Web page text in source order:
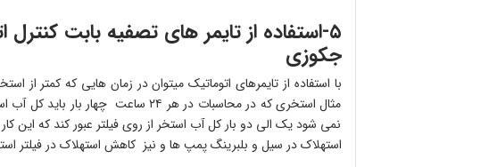
۵-استفاده از تایمر های تصفیه بابت
جکوزی
با استفاده از تایمرهای اتوماتیک میتوان در زمان هایی که کمتر از
مثال استخری که در محاسبات در هر ۲۴
نمی شود یک الی دو بار کل آب استخر از روی فیلتر عبور کند که
استهلاک در سیل و بلبرینگ پمپ ها و نیز کاهش استهلاک در فیلتر